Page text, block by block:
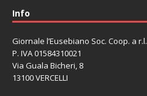
Info
Giornale l’Eusebiano Soc. Coop. a r.l.
P. IVA 01584310021
Via Guala Bicheri, 8
13100 VERCELLI